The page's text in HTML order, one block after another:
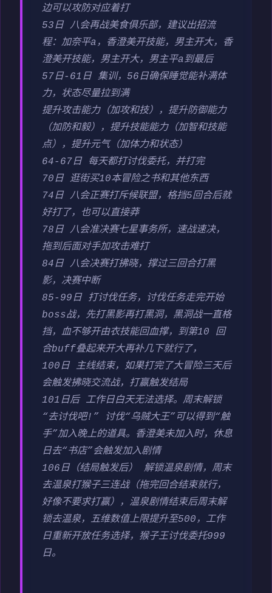
边可以攻防对应着打
53日 八会再战美食俱乐部，建议出招流
程：加奈平a，香澄美开技能，男主开大，香
澄美开技能，男主开大，男主平a到最后
57日-61日 集训，56日确保睡觉能补满体
力，状态尽量拉到满
提升攻击能力（加攻和技），提升防御能力
（加防和毅），提升技能能力（加智和技能
点），提升元气（加体力和状态）
64-67日 每天都打讨伐委托，并打完
70日 逛街买10本冒险之书和其他东西
74日 八会正赛打斥候联盟，格挡5回合后就
好打了，也可以直接莽
78日 八会准决赛七星事务所，速战速决，
拖到后面对手加攻击难打
84日 八会决赛打拂晓，撑过三回合打黑
影，决赛中断
85-99日 打讨伐任务，讨伐任务走完开始
boss战，先打黑影再打黑洞，黑洞战一直格
挡，血不够开由衣技能回血撑，到第10 回
合buff叠起来开大再补几下就行了，
100日 主线结束，如果打完了大冒险三天后
会触发拂晓交流战，打赢触发结局
101日后 工作日白天无法选择。周末解锁
“去讨伐吧!” 讨伐“乌贼大王”可以得到“触
手”加入晚上的道具。香澄美未加入时，休息
日去“书店”会触发加入剧情
106日（结局触发后） 解锁温泉剧情，周末
去温泉打猴子三连战（拖完回合结束就行，
好像不要求打赢），温泉剧情结束后周末解
锁去温泉，五维数值上限提升至500，工作
日重新开放任务选择，猴子王讨伐委托999
日。